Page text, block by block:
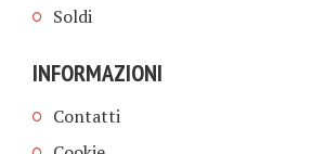
Soldi
INFORMAZIONI
Contatti